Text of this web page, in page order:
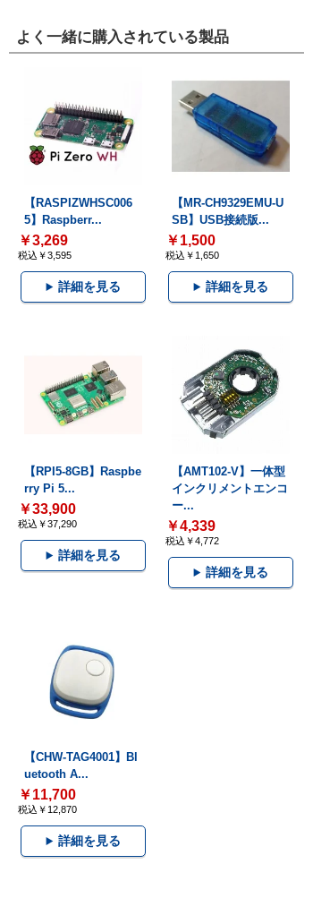
よく一緒に購入されている製品
【RASPIZWHSC006
5】Raspberr...
￥3,269
税込￥3,595
詳細を見る
【MR-CH9329EMU-U
SB】USB接続版...
￥1,500
税込￥1,650
詳細を見る
【RPI5-8GB】Raspbe
rry Pi 5...
￥33,900
税込￥37,290
詳細を見る
【AMT102-V】一体型
インクリメントエンコ
ー...
￥4,339
税込￥4,772
詳細を見る
【CHW-TAG4001】Bl
uetooth A...
￥11,700
税込￥12,870
詳細を見る